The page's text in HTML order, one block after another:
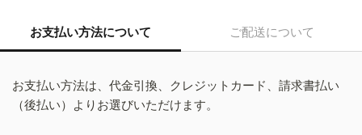
お支払い方法について ご配送について
お支払い方法は、代金引換、クレジットカード、請求書払い
（後払い）よりお選びいただけます。